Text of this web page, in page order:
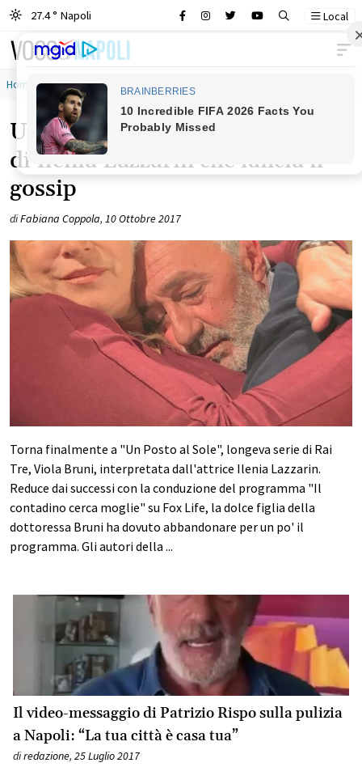
27.4 ° Napoli Local
Main Navigation
Home »patrizio rispo
Un Posto al Sole: l’anticipazione
di Ilenia Lazzarin che lancia il
gossip
diFabiana Coppola, 10 Ottobre 2017
Torna finalmente a "Un Posto al Sole", longeva serie di Rai
Tre, Viola Bruni, interpretata dall'attrice Ilenia Lazzarin.
Reduce dai successi con la conduzione del programma "Il
contadino cerca moglie" su Fox Life, la dolce figlia della
dottoressa Bruni ha dovuto abbandonare per un po' il
programma. Gli autori della ...
Il video-messaggio di Patrizio Rispo sulla pulizia
a Napoli: “La tua città è casa tua”
diredazione, 25 Luglio 2017